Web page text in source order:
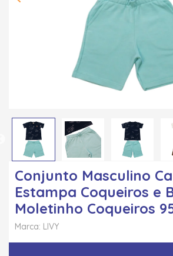
Conjunto Masculino
Estampa Coqueiros e
Moletinho Coqueiros
Marca: LIVY